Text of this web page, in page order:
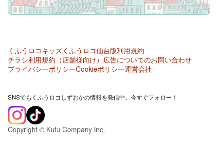
くふうロコキッズくふうロコ仙台版利用規約
チラシ利用規約（店舗様向け） 広告についてのお問い合わせ
プライバシーポリシーCookieポリシー運営会社
SNSでもくふうロコしずおかの情報を発信中。今すぐフォロー！
Copyright © Kufu Company Inc.